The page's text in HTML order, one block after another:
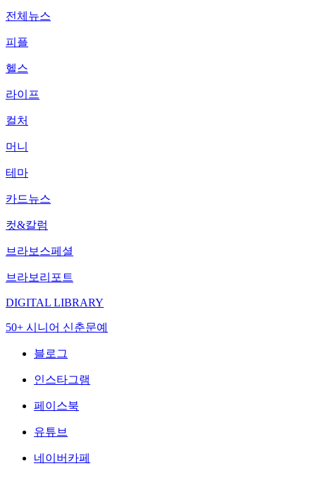
전체뉴스
피플
헬스
라이프
컬처
머니
테마
카드뉴스
컷&칼럼
브라보스페셜
브라보리포트
DIGITAL LIBRARY
50+ 시니어 신춘문예
블로그
인스타그램
페이스북
유튜브
네이버카페